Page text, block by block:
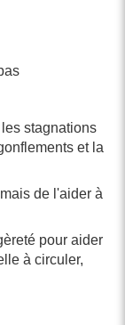
stagnations
et la
de l'aider à
pour aider
à circuler,